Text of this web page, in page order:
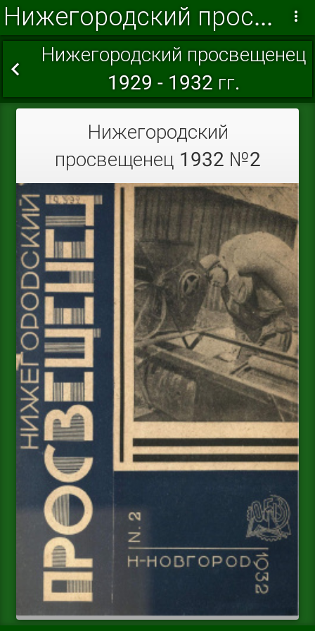
Нижегородский просвещенец 1932 г.
Нижегородский просвещенец
1929 - 1932 гг.
Нижегородский
просвещенец 1932 №2